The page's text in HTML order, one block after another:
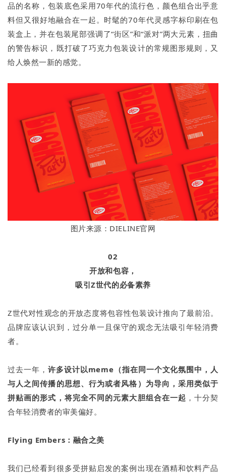
品的名称，包装底色采用70年代的流行色，颜色组合出乎意
料但又很好地融合在一起。时髦的70年代灵感字标印刷在包
装盒上，并在包装尾部强调了“街区”和“派对”两大元素，扭曲
的警告标识，既打破了巧克力包装设计的常规图形规则，又
给人焕然一新的感觉。
图片来源：DIELINE官网
02
开放和包容，
吸引Z世代的必备素养
Z世代对性观念的开放态度将包容性包装设计推向了最前沿。
品牌应该认识到，过分单一且保守的观念无法吸引年轻消费
者。
过去一年， 许多设计以meme（指在同一个文化氛围中，人
与人之间传播的思想、行为或者风格）为导向，采用类似于
拼贴画的形式，将完全不同的元素大胆组合在一起 ，十分契
合年轻消费者的审美偏好。
Flying Embers：融合之美
我们已经看到很多受拼贴启发的案例出现在酒精和饮料产品